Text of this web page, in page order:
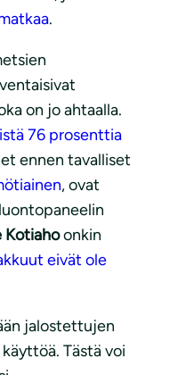
.
on jo ahtaalla.
76 prosenttia
ennen tavalliset
, ovat
Kotiahoonkin
eivät ole
jalostettujen
Tästä voi